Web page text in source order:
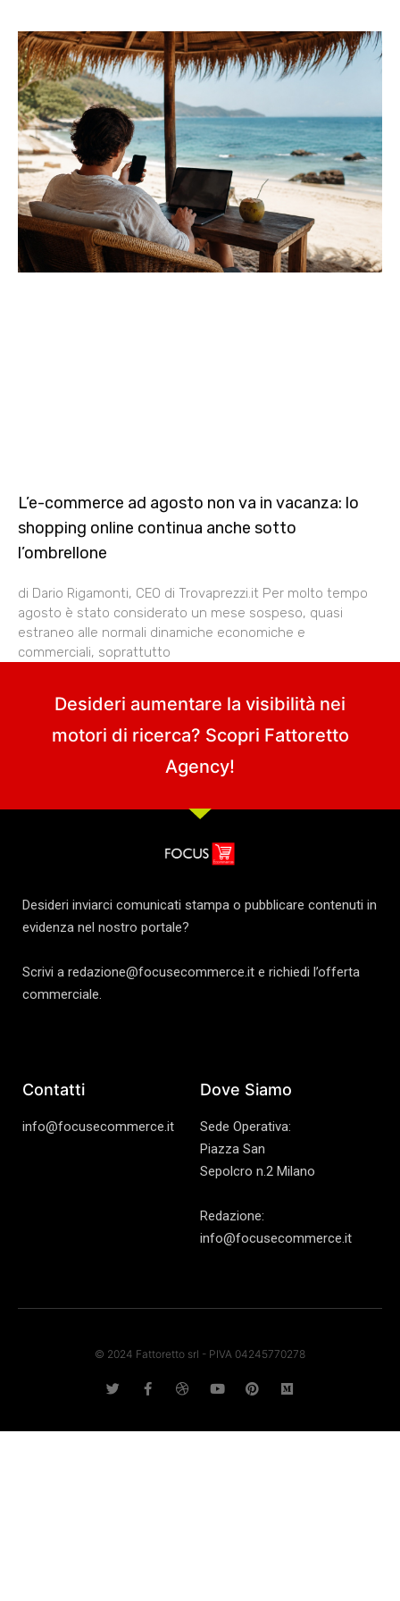
L’e-commerce ad agosto non va in vacanza: lo
shopping online continua anche sotto
l’ombrellone
di Dario Rigamonti, CEO di Trovaprezzi.it Per molto tempo
agosto è stato considerato un mese sospeso, quasi
estraneo alle normali dinamiche economiche e
commerciali, soprattutto
Desideri aumentare la visibilità nei
motori di ricerca? Scopri Fattoretto
Agency!
Desideri inviarci comunicati stampa o pubblicare contenuti in
evidenza nel nostro portale?
Scrivi a redazione@focusecommerce.it e richiedi l’offerta
commerciale.
Contatti
info@focusecommerce.it
Dove Siamo
Sede Operativa:
Piazza San
Sepolcro n.2 Milano
Redazione:
info@focusecommerce.it
© 2024 Fattoretto srl - PIVA 04245770278